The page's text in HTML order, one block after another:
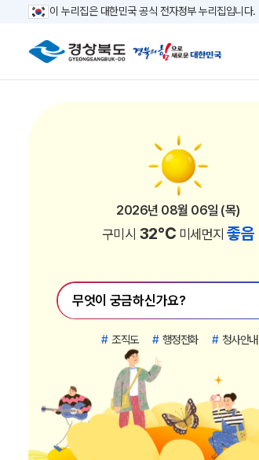
이 누리집은 대한민국 공식 전자정부 누리집입니다.
2026년 08월 06일 (목)
포항시31℃미세먼지 좋음
2026년 08월 06일 (목)
경주시31℃미세먼지 좋음
2026년 08월 06일 (목)
김천시 30℃ 미세먼지좋음
2026년 08월 06일 (목)
안동시 30℃ 미세먼지좋음
2026년 08월 06일 (목)
구미시 32℃ 미세먼지좋음
2026년 08월 06일 (목)
영주시 28℃ 미세먼지좋음
2026년 08월 06일 (목)
영천시 32℃ 미세먼지좋음
2026년 08월 06일 (목)
상주시 29℃ 미세먼지좋음
2026년 08월 06일 (목)
문경시 28℃ 미세먼지좋음
2026년 08월 06일 (목)
경산시 34℃ 미세먼지좋음
2026년 08월 06일 (목)
의성군31℃미세먼지 좋음
2026년 08월 06일 (목)
청송군 29℃ 미세먼지좋음
2026년 08월 06일 (목)
영양군 28℃ 미세먼지좋음
2026년 08월 06일 (목)
영덕군 27℃미세먼지 좋음
2026년 08월 06일 (목)
청도군 33℃ 미세먼지좋음
2026년 08월 06일 (목)
고령군 33℃ 미세먼지좋음
2026년 08월 06일 (목)
성주군 32℃ 미세먼지좋음
2026년 08월 06일 (목)
칠곡군 33℃ 미세먼지좋음
2026년 08월 06일 (목)
봉화군 27℃미세먼지 좋음
2026년 08월 06일 (목)
예천군 29℃ 미세먼지좋음
2026년 08월 06일 (목)
울진군 28℃ 미세먼지좋음
2026년 08월 06일 (목)
울릉군 27℃미세먼지 좋음
# 조직도 # 행정전화 # 청사안내